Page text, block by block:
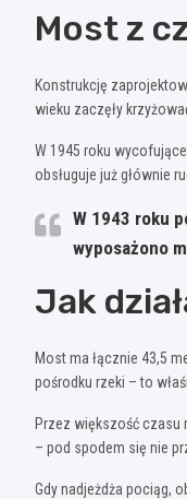
Most z
Konstrukcję
wieku zaczęły
W 1945 roku
obsługuje już głównie
W 1943 roku
wyposażono
Jak
Most ma łącznie 43,5
pośrodku rzeki – to
Przez większość czasu
– pod spodem się nie
Gdy nadjeżdża pociąg,